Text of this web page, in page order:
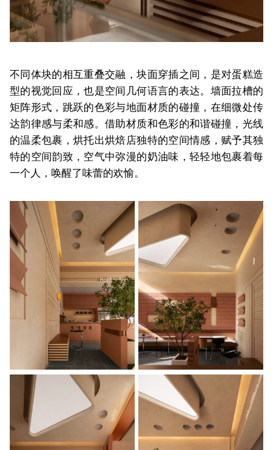
不同体块的相互重叠交融，块面穿插之间，是对蛋糕造
型的视觉回应，也是空间几何语言的表达。墙面拉槽的
矩阵形式，跳跃的色彩与地面材质的碰撞，在细微处传
达韵律感与柔和感。借助材质和色彩的和谐碰撞，光线
的温柔包裹，烘托出烘焙店独特的空间情感，赋予其独
特的空间韵致，空气中弥漫的奶油味，轻轻地包裹着每
一个人，唤醒了味蕾的欢愉。